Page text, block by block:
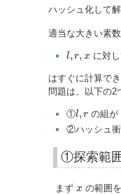
ハッシュ化して
適当な大きい素
l,r, x
l, に対
はすぐに計算で
問題は、以下の2
①l,r
l,
の組が
②ハッシュ
①探索範
まず x
x の範囲